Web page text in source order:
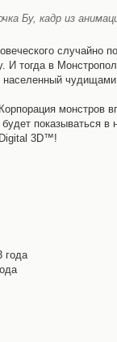
Бу, кадр из
случайно
И тогда в
населенный
монстров
показываться
3D™!
года